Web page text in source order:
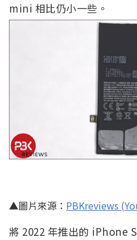
mini 相比仍小一些。
▲圖片來源： PBKreviews
將 2022 年推出的 iPhone